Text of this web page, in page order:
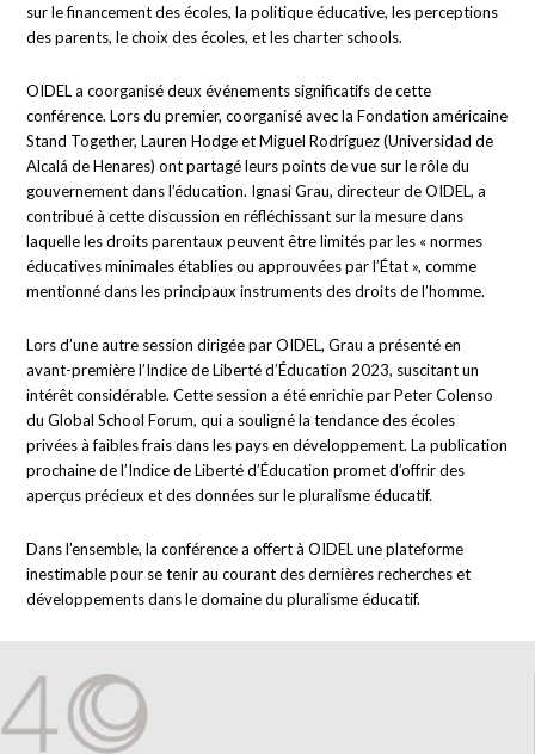
sur le financement des écoles, la politique éducative, les perceptions
des parents, le choix des écoles, et les charter schools.
OIDEL a coorganisé deux événements significatifs de cette
conférence. Lors du premier, coorganisé avec la Fondation américaine
Stand Together, Lauren Hodge et Miguel Rodríguez (Universidad de
Alcalá de Henares) ont partagé leurs points de vue sur le rôle du
gouvernement dans l’éducation. Ignasi Grau, directeur de OIDEL, a
contribué à cette discussion en réfléchissant sur la mesure dans
laquelle les droits parentaux peuvent être limités par les « normes
éducatives minimales établies ou approuvées par l’État », comme
mentionné dans les principaux instruments des droits de l’homme.
Lors d’une autre session dirigée par OIDEL, Grau a présenté en
avant-première l’Indice de Liberté d’Éducation 2023, suscitant un
intérêt considérable. Cette session a été enrichie par Peter Colenso
du Global School Forum, qui a souligné la tendance des écoles
privées à faibles frais dans les pays en développement. La publication
prochaine de l’Indice de Liberté d’Éducation promet d’offrir des
aperçus précieux et des données sur le pluralisme éducatif.
Dans l’ensemble, la conférence a offert à OIDEL une plateforme
inestimable pour se tenir au courant des dernières recherches et
développements dans le domaine du pluralisme éducatif.